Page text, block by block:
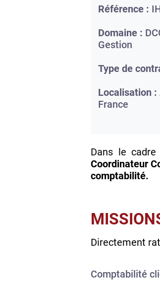
Référence :
Domaine :
Gestion
Type de
Localisation :
France
Dans le
Coordinateur
comptabilité.
Directement
Comptabilité